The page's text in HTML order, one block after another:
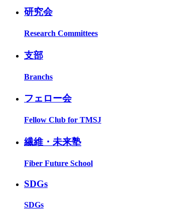
研究会
Research Committees
支部
Branchs
フェロー会
Fellow Club for TMSJ
繊維・未来塾
Fiber Future School
SDGs
SDGs